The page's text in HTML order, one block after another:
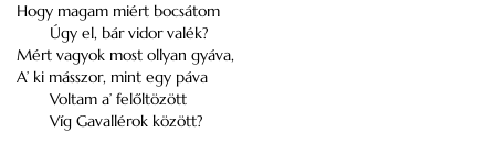
Hogy magam miért bocsátom
Úgy el, bár vidor valék?
Mért vagyok most ollyan gyáva,
A’ ki másszor, mint egy páva
Voltam a’ felőltözött
Víg Gavallérok között?